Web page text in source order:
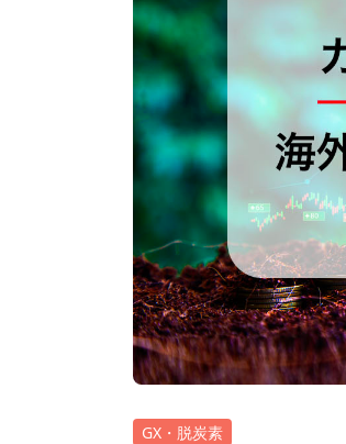
GX・脱炭素